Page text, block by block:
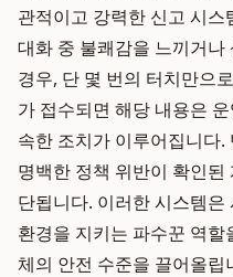
관적이고 강력한 신고 시
대화 중 불쾌감을 느끼거
경우, 단 몇 번의 터치만으
가 접수되면 해당 내용은
속한 조치가 이루어집니다
명백한 정책 위반이 확인
단됩니다. 이러한 시스템은
환경을 지키는 파수꾼 역
체의 안전 수준을 끌어올립